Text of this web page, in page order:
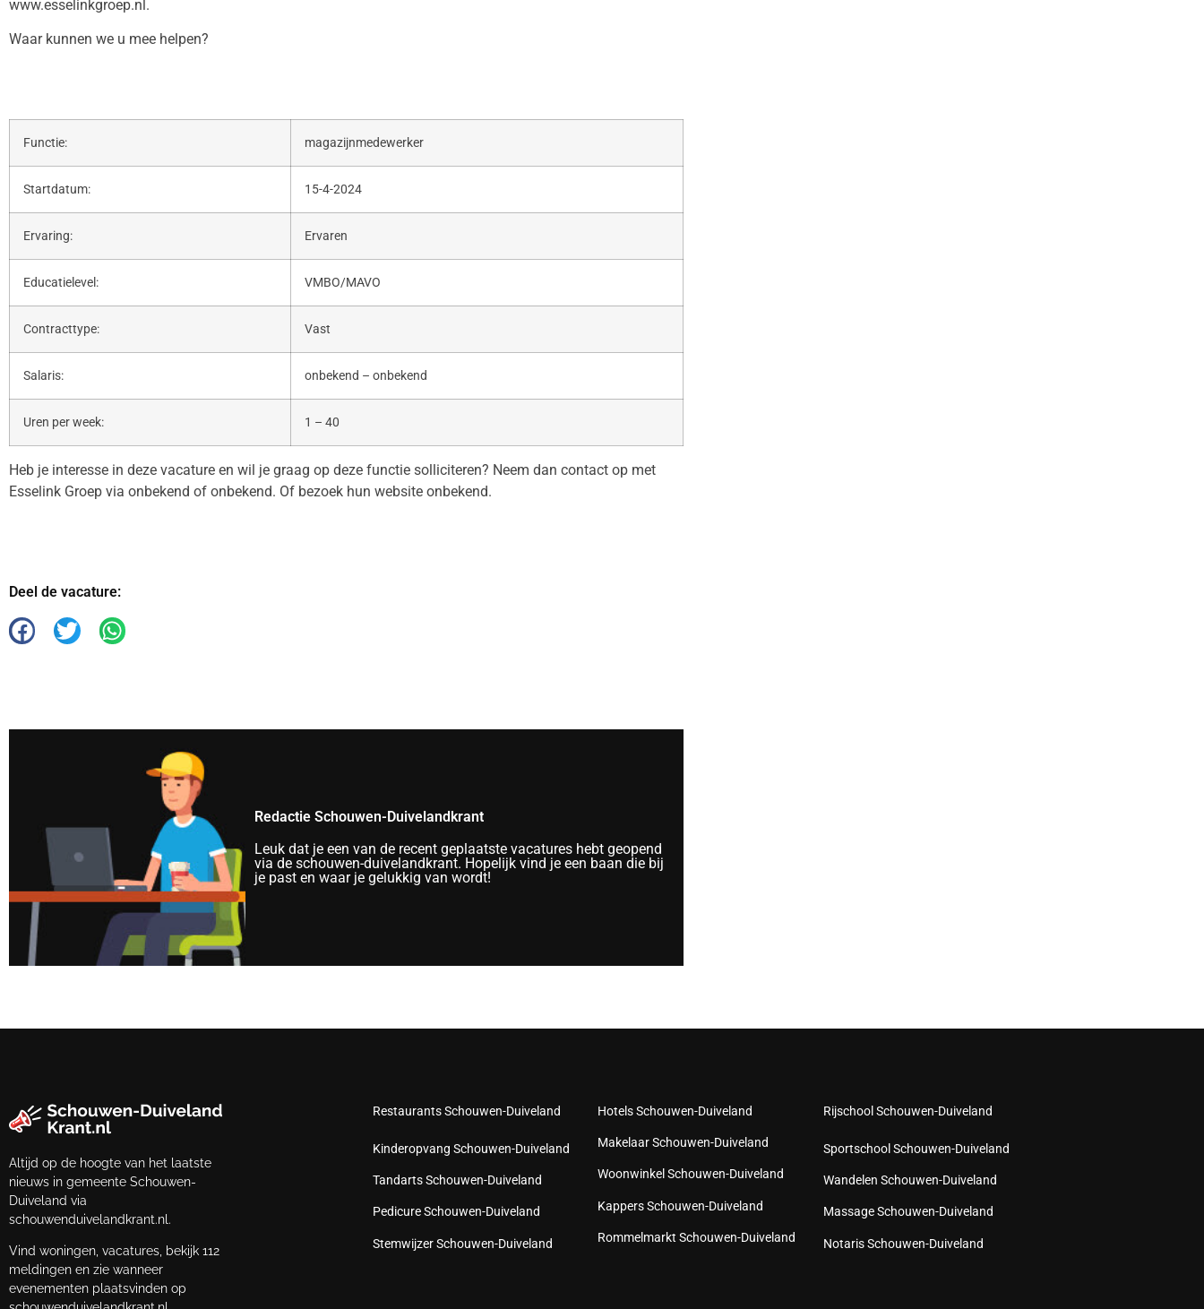
www.esselinkgroep.nl.
Waar kunnen we u mee helpen?
Functie: magazijnmedewerker
Startdatum: 15-4-2024
Ervaring: Ervaren
Educatielevel: VMBO/MAVO
Contracttype: Vast
Salaris: onbekend – onbekend
Uren per week: 1 – 40
Heb je interesse in deze vacature en wil je graag op deze functie solliciteren? Neem dan contact op met
Esselink Groep via onbekend of onbekend. Of bezoek hun website onbekend.
Deel de vacature:
Redactie Schouwen-Duivelandkrant
Leuk dat je een van de recent geplaatste vacatures hebt geopend
via de schouwen-duivelandkrant. Hopelijk vind je een baan die bij
je past en waar je gelukkig van wordt!
Altijd op de hoogte van het laatste
nieuws in gemeente Schouwen-
Duiveland via
schouwenduivelandkrant.nl.
Vind woningen, vacatures, bekijk 112
meldingen en zie wanneer
evenementen plaatsvinden op
Restaurants Schouwen-Duiveland
Kinderopvang Schouwen-Duiveland
Tandarts Schouwen-Duiveland
Pedicure Schouwen-Duiveland
Stemwijzer Schouwen-Duiveland
Hotels Schouwen-Duiveland
Makelaar Schouwen-Duiveland
Woonwinkel Schouwen-Duiveland
Kappers Schouwen-Duiveland
Rommelmarkt Schouwen-Duiveland
Rijschool Schouwen-Duiveland
Sportschool Schouwen-Duiveland
Wandelen Schouwen-Duiveland
Massage Schouwen-Duiveland
Notaris Schouwen-Duiveland